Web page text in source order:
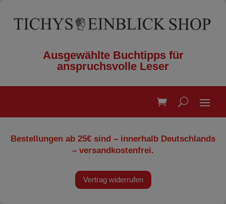
Ausgewählte Buchtipps für
anspruchsvolle Leser
Bestellungen ab 25€ sind – innerhalb Deutschlands
– versandkostenfrei.
Vertrag widerrufen